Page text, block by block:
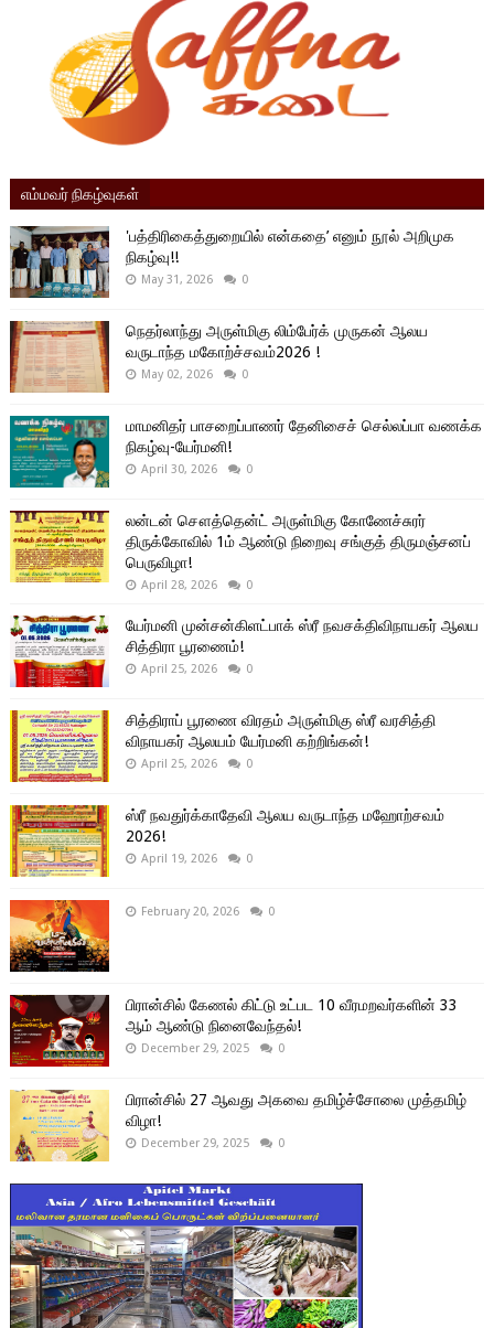
எம்மவர் நிகழ்வுகள்
'பத்திரிகைத்துறையில் என்கதை’ எனும் நூல் அறிமுக
நிகழ்வு!!
May 31, 2026 0
நெதர்லாந்து அருள்மிகு லிம்பேர்க் முருகன் ஆலய
வருடாந்த மகோற்ச்சவம்2026 !
May 02, 2026 0
மாமனிதர் பாசறைப்பாணர் தேனிசைச் செல்லப்பா வணக்க
நிகழ்வு-யேர்மனி!
April 30, 2026 0
லன்டன் சௌத்தென்ட் அருள்மிகு கோணேச்சுரர்
திருக்கோவில் 1ம் ஆண்டு நிறைவு சங்குத் திருமஞ்சனப்
பெருவிழா!
April 28, 2026 0
யேர்மனி முன்சன்கிளட்பாக் ஸ்ரீ நவசக்திவிநாயகர் ஆலய
சித்திரா பூரணைம்!
April 25, 2026 0
சித்திராப் பூரணை விரதம் அருள்மிகு ஸ்ரீ வரசித்தி
விநாயகர் ஆலயம் யேர்மனி கற்றிங்கன்!
April 25, 2026 0
ஸ்ரீ நவதுர்க்காதேவி ஆலய வருடாந்த மஹோற்சவம்
2026!
April 19, 2026 0
February 20, 2026 0
பிரான்சில் கேணல் கிட்டு உட்பட 10 வீரமறவர்களின் 33
ஆம் ஆண்டு நினைவேந்தல்!
December 29, 2025 0
பிரான்சில் 27 ஆவது அகவை தமிழ்ச்சோலை முத்தமிழ்
விழா!
December 29, 2025 0